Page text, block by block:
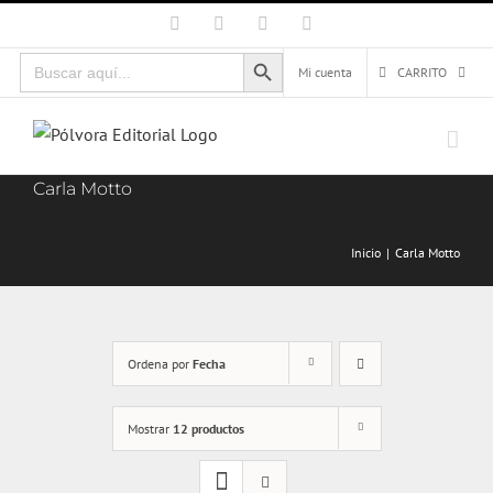
al
contenido
Facebook Instagram
Buscar:
Botón de búsqueda
Mi cuenta
CARRITO
Carla Motto
Inicio Carla Motto
Ordena por Fecha
Mostrar 12 productos